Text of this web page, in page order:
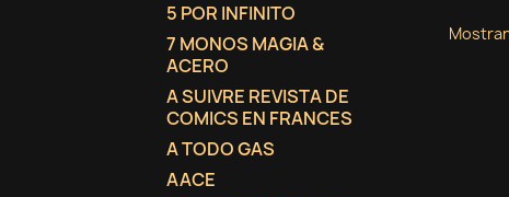
5 POR INFINITO
7 MONOS MAGIA &
ACERO
A SUIVRE REVISTA DE
COMICS EN FRANCES
A TODO GAS
AACE